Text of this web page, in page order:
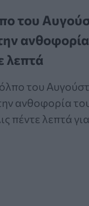
του
λεπτά
του
ανθοφορία
πέντε λεπτά